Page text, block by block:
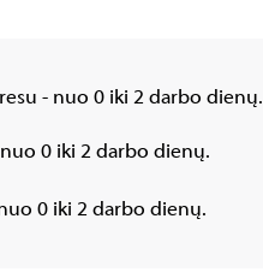
- nuo 0 iki 2 darbo dienų.
0 iki 2 darbo dienų.
0 iki 2 darbo dienų.